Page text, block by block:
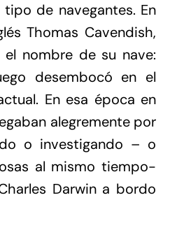
de navegantes. En
Thomas Cavendish,
nombre de su nave:
desembocó en el
En esa época en
alegremente por
o investigando – o
al mismo tiempo-
Darwin a bordo